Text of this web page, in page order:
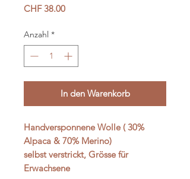
CHF 38.00Preis
Anzahl *
In den Warenkorb
Handversponnene Wolle ( 30%
Alpaca & 70% Merino)
selbst verstrickt, Grösse für
Erwachsene